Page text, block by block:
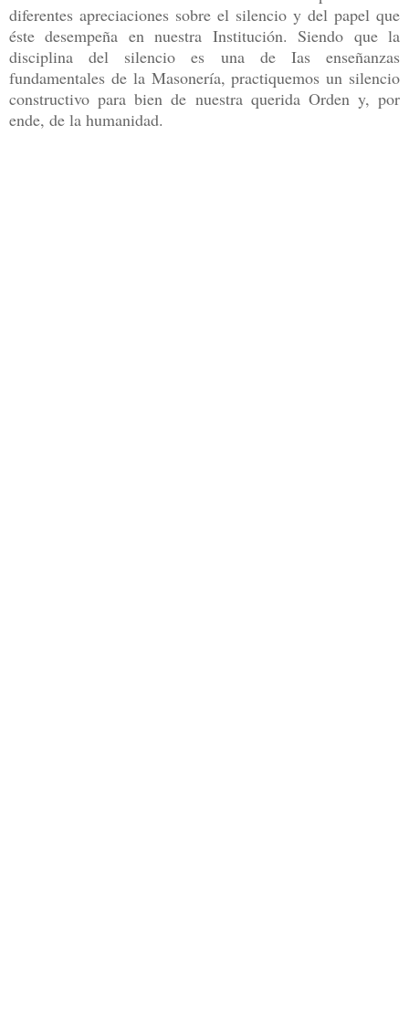
diferentes apreciaciones sobre el silencio y del papel que
éste desempeña en nuestra Institución. Siendo que la
disciplina del silencio es una de Ias enseñanzas
fundamentales de la Masonería, practiquemos un silencio
constructivo para bien de nuestra querida Orden y, por
ende, de la humanidad.